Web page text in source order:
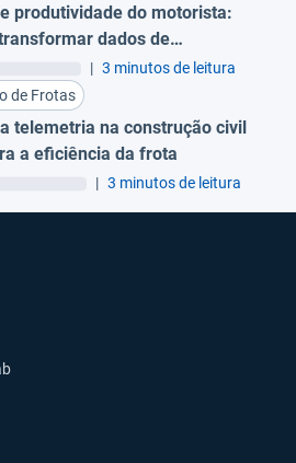
produtividade do motorista:
dados de
em eficiência
| 3 minutos de leitura
de Frotas
telemetria na construção civil
a eficiência da frota
| 3 minutos de leitura
nova janela